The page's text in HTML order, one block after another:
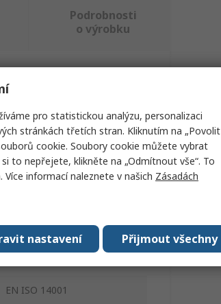
Podrobnosti
o výrobku
Hodnota
Exacompta
Koš na papír
Žlutá
EN ISO 14001
pro statistickou analýzu, personalizaci
stránkách třetích stran. Kliknutím na „Povolit
cookie. Soubory cookie můžete vybrat
to nepřejete, klikněte na „Odmítnout vše“. To
informací naleznete v našich Zásadách
Přijmout všechny
nastavení